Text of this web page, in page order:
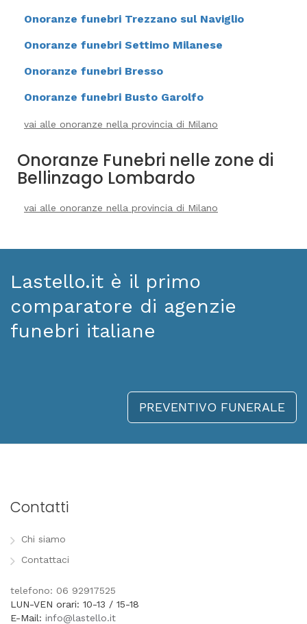
Onoranze funebri Trezzano sul Naviglio
Onoranze funebri Settimo Milanese
Onoranze funebri Bresso
Onoranze funebri Busto Garolfo
vai alle onoranze nella provincia di Milano
Onoranze Funebri nelle zone di
Bellinzago Lombardo
vai alle onoranze nella provincia di Milano
Lastello.it è il primo
comparatore di agenzie
funebri italiane
PREVENTIVO FUNERALE
Contatti
Chi siamo
Contattaci
telefono: 06 92917525
LUN-VEN orari: 10-13 / 15-18
E-Mail: info@lastello.it